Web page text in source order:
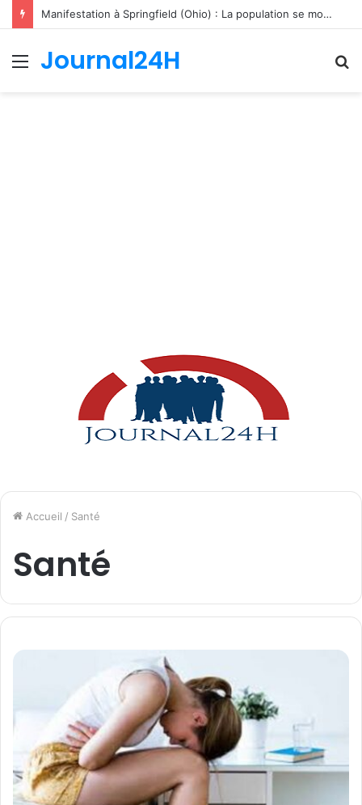
Manifestation à Springfield (Ohio) : La population se mobilise pour les Haïtiens face au TPS et aux bracelets électroniques
Menu
Journal24H
Accueil / Santé
Santé